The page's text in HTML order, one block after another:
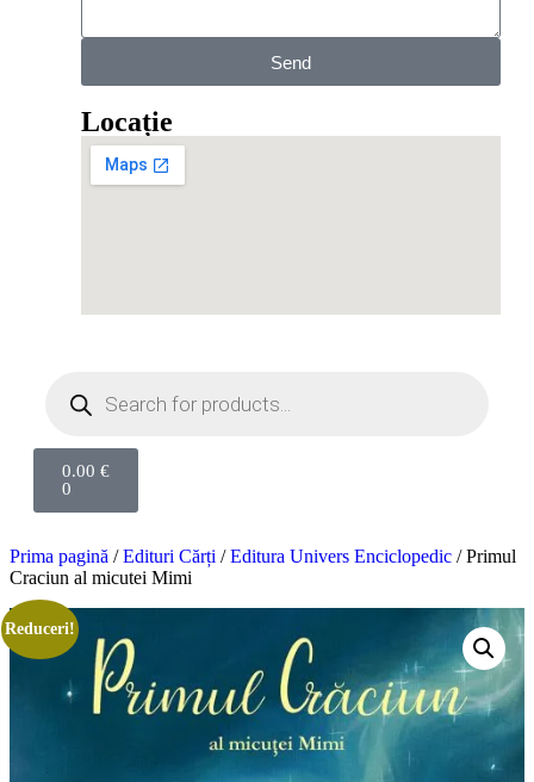
Send
Locație
0.00 €
0
Prima pagină /Edituri Cărți /Editura Univers Enciclopedic / Primul
Craciun al micutei Mimi
Reduceri!